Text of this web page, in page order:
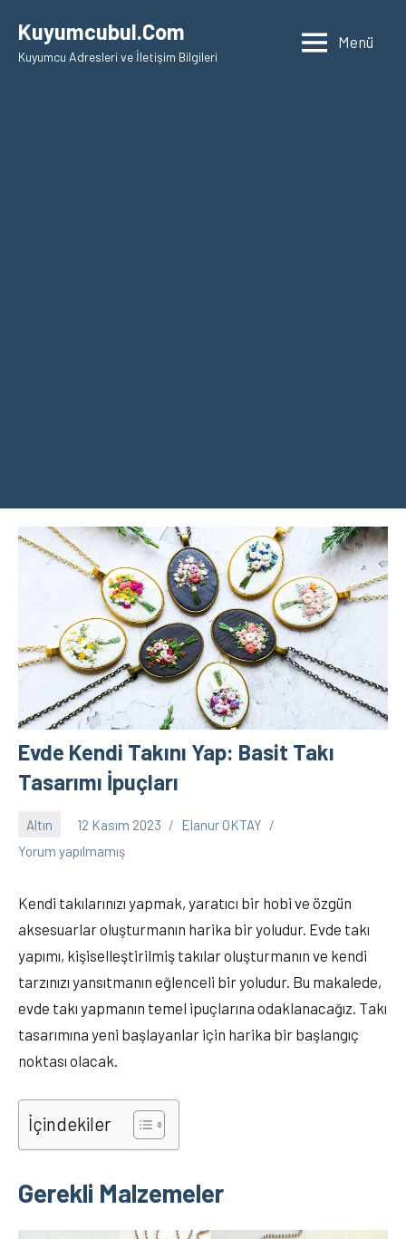
geçKuyumcubul.Com
Kuyumcu Adresleri ve İletişim Bilgileri
Menü
Evde Kendi Takını Yap: Basit Takı
Tasarımı İpuçları
Altın 12 Kasım 2023
Elanur OKTAY
Yorum yapılmamış
Kendi takılarınızı yapmak, yaratıcı bir hobi ve özgün
aksesuarlar oluşturmanın harika bir yoludur. Evde takı
yapımı, kişiselleştirilmiş takılar oluşturmanın ve kendi
tarzınızı yansıtmanın eğlenceli bir yoludur. Bu makalede,
evde takı yapmanın temel ipuçlarına odaklanacağız. Takı
tasarımına yeni başlayanlar için harika bir başlangıç
noktası olacak.
İçindekiler
Gerekli Malzemeler